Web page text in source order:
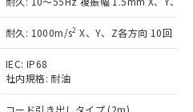
耐久: 1000m/s2 X、Y、Z各方向 10回
IEC: IP68
社内規格: 耐油
コード引き出しタイプ (2m)
の実際の在庫および標
る場合があることをご
および標準価格はお客
またはお客様担当のオ
販売店・当社販売員に
以下、ポリ臭化ビフェニル
リ臭化ジフェニルエーテル類
タル酸ビス(2-エチルヘキシ
以下、フタル酸ブチ
以下、フタル酸ジブチル
フタル酸ジイソブチル
視および制御機器に対する
(GB/T26572)：
銀) : 1000ppm、 Cd(カドミウ
、 PBBs(ポリ臭化ビフェ
ポリ臭化ジフェニルエーテ
、 DIBP(フタル酸ジ
BBP(フタル酸ブチルベンジ
可(または役務取引許
どの必要な手続きを
を破棄する場合は、完
ど、違法に輸出されな
段を講じます。
の在庫あり
満たないが在庫あり